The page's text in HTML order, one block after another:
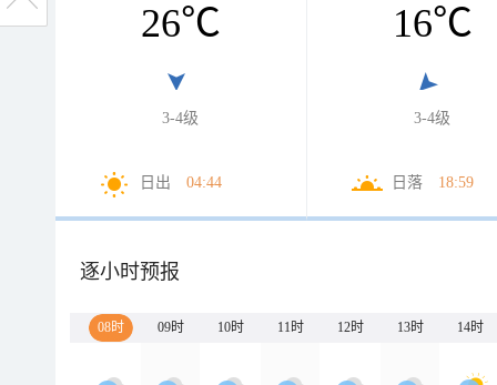
26℃
3-4级
日出 04:44
16℃
3-4级
日落 18:59
逐小时预报
08时 09时 10时 11时 12时 13时 14时